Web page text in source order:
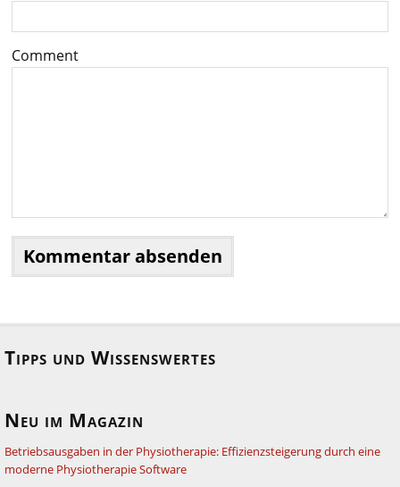
Comment
Tipps und Wissenswertes
Neu im Magazin
Betriebsausgaben in der Physiotherapie: Effizienzsteigerung durch eine
moderne Physiotherapie Software